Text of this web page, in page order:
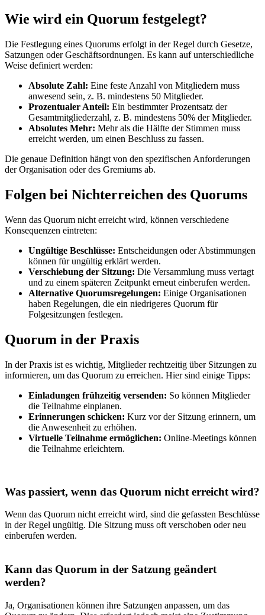
Wie wird ein Quorum festgelegt?
Die Festlegung eines Quorums erfolgt in der Regel durch Gesetze,
Satzungen oder Geschäftsordnungen. Es kann auf unterschiedliche
Weise definiert werden:
Absolute Zahl: Eine feste Anzahl von Mitgliedern muss
anwesend sein, z. B. mindestens 50 Mitglieder.
Prozentualer Anteil: Ein bestimmter Prozentsatz der
Gesamtmitgliederzahl, z. B. mindestens 50% der Mitglieder.
Absolutes Mehr: Mehr als die Hälfte der Stimmen muss
erreicht werden, um einen Beschluss zu fassen.
Die genaue Definition hängt von den spezifischen Anforderungen
der Organisation oder des Gremiums ab.
Folgen bei Nichterreichen des Quorums
Wenn das Quorum nicht erreicht wird, können verschiedene
Konsequenzen eintreten:
Ungültige Beschlüsse: Entscheidungen oder Abstimmungen
können für ungültig erklärt werden.
Verschiebung der Sitzung: Die Versammlung muss vertagt
und zu einem späteren Zeitpunkt erneut einberufen werden.
Alternative Quorumsregelungen: Einige Organisationen
haben Regelungen, die ein niedrigeres Quorum für
Folgesitzungen festlegen.
Quorum in der Praxis
In der Praxis ist es wichtig, Mitglieder rechtzeitig über Sitzungen zu
informieren, um das Quorum zu erreichen. Hier sind einige Tipps:
Einladungen frühzeitig versenden: So können Mitglieder
die Teilnahme einplanen.
Erinnerungen schicken: Kurz vor der Sitzung erinnern, um
die Anwesenheit zu erhöhen.
Virtuelle Teilnahme ermöglichen: Online-Meetings können
die Teilnahme erleichtern.
Was passiert, wenn das Quorum nicht erreicht wird?
Wenn das Quorum nicht erreicht wird, sind die gefassten Beschlüsse
in der Regel ungültig. Die Sitzung muss oft verschoben oder neu
einberufen werden.
Kann das Quorum in der Satzung geändert
werden?
Ja, Organisationen können ihre Satzungen anpassen, um das